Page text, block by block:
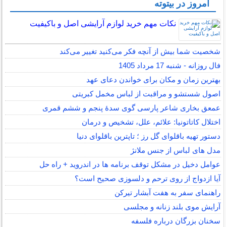
امروز در بیتوته
نکات مهم خرید لوازم آرایشی اصل و باکیفیت
شخصیت شما بیش از آنچه فکر می‌کنید تغییر می‌کند
فال روزانه - شنبه 17 مرداد 1405
بهترین زمان و مکان برای خواندن دعای عهد
اصول شستشو و مراقبت از لباس مخمل کبریتی
عمعق بخاری شاعر پارسی گوی سدهٔ پنجم و ششم قمری
اختلال کاتاتونیا: علائم، علل، تشخیص و درمان
دستور تهیه باقلوای گل رز ؛ تاپترین باقلوای دنیا
مدل های لباس از جنس ملانژ
عوامل دخیل در مشکل توقف برنامه ها در اندروید + راه حل
آیا ازدواج از روی ترحم و دلسوزی صحیح است؟
راهنمای سفر به هفت آبشار تیرکن
آرایش موی بلند زنانه و مجلسی
سخنان بزرگان درباره فلسفه